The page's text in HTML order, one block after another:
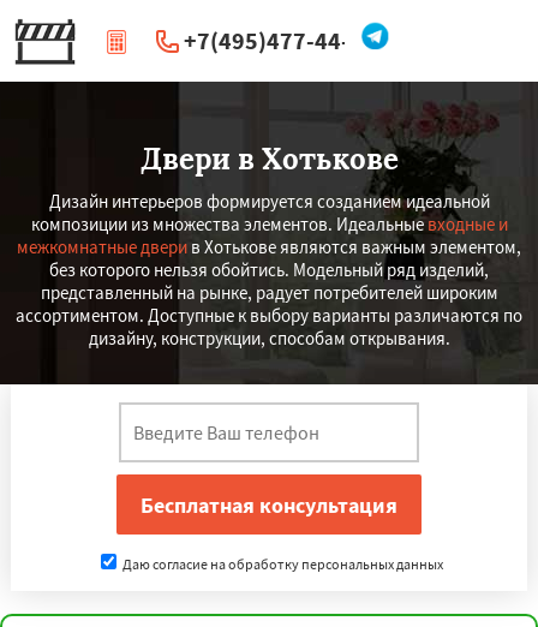
+7(495)477-44-66
| Перезвоните мне
Двери в Хотькове
Дизайн интерьеров формируется созданием идеальной
композиции из множества элементов. Идеальныевходные и
межкомнатные двери в Хотькове являются важным элементом,
без которого нельзя обойтись. Модельный ряд изделий,
представленный на рынке, радует потребителей широким
ассортиментом. Доступные к выбору варианты различаются по
дизайну, конструкции, способам открывания.
Даю согласие на обработку персональных данных